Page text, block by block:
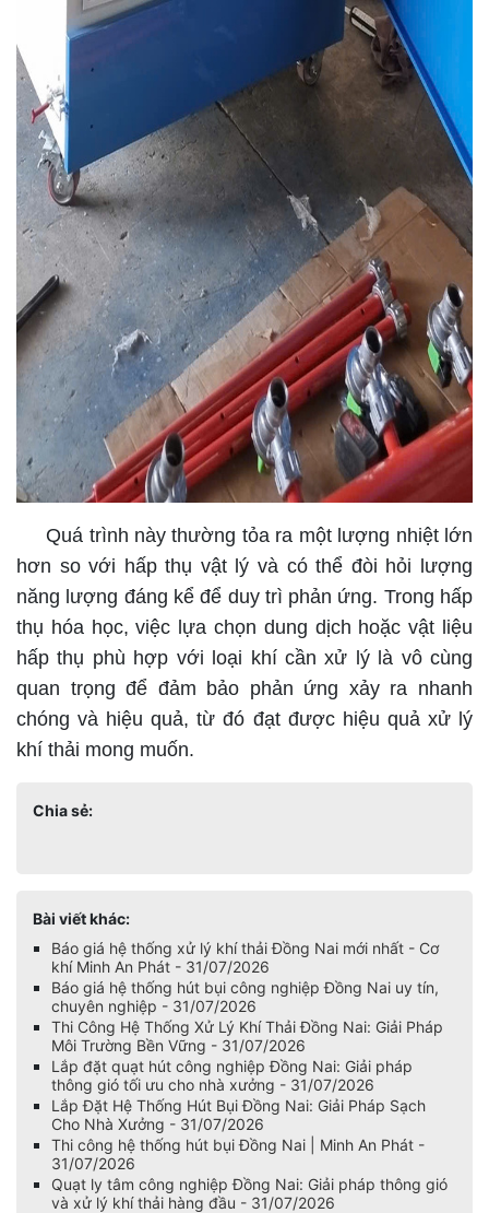
Quá trình này thường tỏa ra một lượng nhiệt lớn
hơn so với hấp thụ vật lý và có thể đòi hỏi lượng
năng lượng đáng kể để duy trì phản ứng. Trong hấp
thụ hóa học, việc lựa chọn dung dịch hoặc vật liệu
hấp thụ phù hợp với loại khí cần xử lý là vô cùng
quan trọng để đảm bảo phản ứng xảy ra nhanh
chóng và hiệu quả, từ đó đạt được hiệu quả xử lý
khí thải mong muốn.
Chia sẻ:
Bài viết khác:
Báo giá hệ thống xử lý khí thải Đồng Nai mới nhất - Cơ
khí Minh An Phát - 31/07/2026
Báo giá hệ thống hút bụi công nghiệp Đồng Nai uy tín,
chuyên nghiệp - 31/07/2026
Thi Công Hệ Thống Xử Lý Khí Thải Đồng Nai: Giải Pháp
Môi Trường Bền Vững - 31/07/2026
Lắp đặt quạt hút công nghiệp Đồng Nai: Giải pháp
thông gió tối ưu cho nhà xưởng - 31/07/2026
Lắp Đặt Hệ Thống Hút Bụi Đồng Nai: Giải Pháp Sạch
Cho Nhà Xưởng - 31/07/2026
Thi công hệ thống hút bụi Đồng Nai | Minh An Phát -
31/07/2026
Quạt ly tâm công nghiệp Đồng Nai: Giải pháp thông gió
và xử lý khí thải hàng đầu - 31/07/2026